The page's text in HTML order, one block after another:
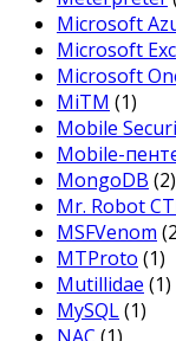
Microsoft
Microsoft
Microsoft
MiTM (1)
Mobile
Mobile-
MongoDB (2)
Mr. Robot
MSFVenom
MTProto (1)
Mutillidae (1)
MySQL(1)